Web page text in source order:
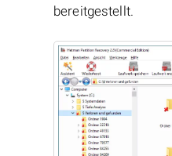
bereitgestellt.